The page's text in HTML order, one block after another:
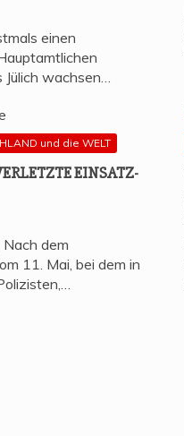
einen
wachsen…
und die WELT
EIN­SATZ­
dem
11. Mai, bei dem in